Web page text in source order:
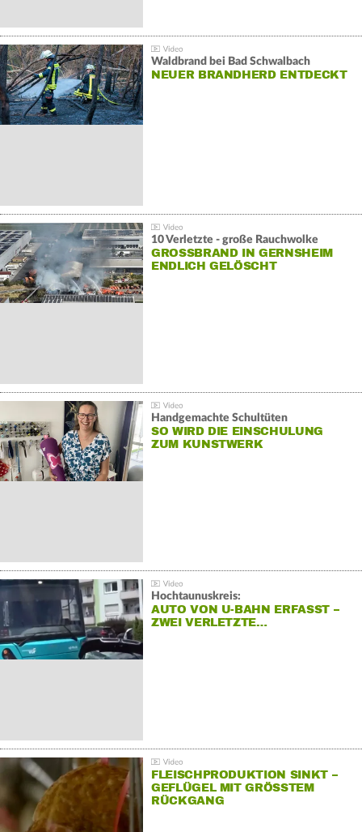
Waldbrand bei Bad Schwalbach
NEUER BRANDHERD ENTDECKT
10 Verletzte - große Rauchwolke
GROSSBRAND IN GERNSHEIM E
NDLICH GELÖSCHT
Handgemachte Schultüten
SO WIRD DIE EINSCHULUNG
ZUM KUNSTWERK
Hochtaunuskreis:
AUTO VON U-BAHN ERFASST –
ZWEI VERLETZTE…
FLEISCHPRODUKTION SINKT –
GEFLÜGEL MIT GRÖSSTEM R
ÜCKGANG